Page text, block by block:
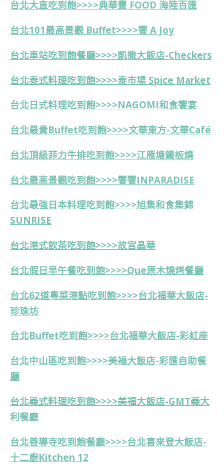
台北大直吃到飽>>>>典華豐 FOOD 海陸百匯
台北101最高景觀 Buffet>>>>饗 A Joy
台北車站吃到飽餐廳>>>>凱撒大飯店-Checkers
台北泰式料理吃到飽>>>>泰市場 Spice Market
台北日式料理吃到飽>>>>NAGOMI和食饗宴
台北最貴Buffet吃到飽>>>>文華東方-文華Café
台北頂級菲力牛排吃到飽>>>>江雁塘鐵板燒
台北最高景觀吃到飽>>>>饗饗INPARADISE
台北最強日本料理吃到飽>>>>旭集和食集錦
SUNRISE
台北港式飲茶吃到飽>>>>故宮晶華
台北假日早午餐吃到飽>>>>Que原木燒烤餐廳
台北62道粵菜港點吃到飽>>>>台北福華大飯店-
珍珠坊
台北Buffet吃到飽>>>>台北福華大飯店-彩虹座
台北中山區吃到飽>>>>美福大飯店-彩匯自助餐
廳
台北義式料理吃到飽>>>>美福大飯店-GMT義大
利餐廳
台北善導寺吃到飽餐廳>>>>台北喜來登大飯店-
十二廚Kitchen 12